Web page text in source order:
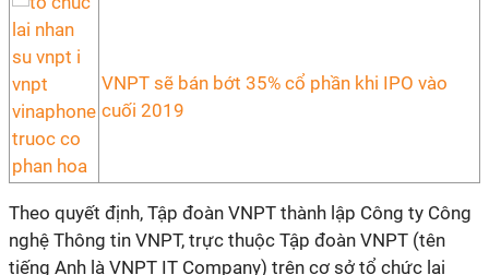
VNPT sẽ bán bớt 35% cổ phần khi IPO vào
cuối 2019
Theo quyết định, Tập đoàn VNPT thành lập Công ty Công
nghệ Thông tin VNPT, trực thuộc Tập đoàn VNPT (tên
tiếng Anh là VNPT IT Company) trên cơ sở tổ chức lại